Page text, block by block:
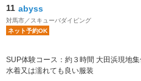
11 abyss
対馬市／スキューバダイビング
ネット予約OK
SUP体験コース：約３時間 大田浜現地
水着又は濡れても良い服装